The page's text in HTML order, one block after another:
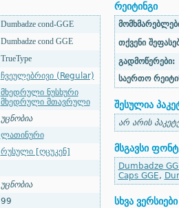
Dumbadze cond-GGE
Dumbadze cond GGE
TrueType
ჩვეულებრივი (Regular)
მხედრული ნუსხური
მხედრული მთავრული
უცნობია
ლათინური
რუსული [ღცუკენ]
უცნობია
99
რეიტინგი
თქვენი
გადმოწერები:
საერთო
შესულია
არ არის
მსგავსი
Dumbadze
Caps GGE,
სხვა ვერსიები